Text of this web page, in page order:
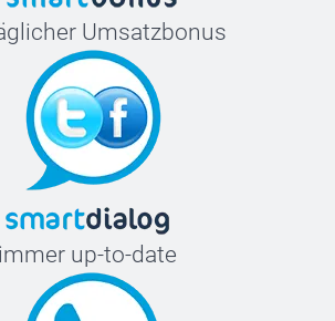
Umsatzbonus
immer up-to-date